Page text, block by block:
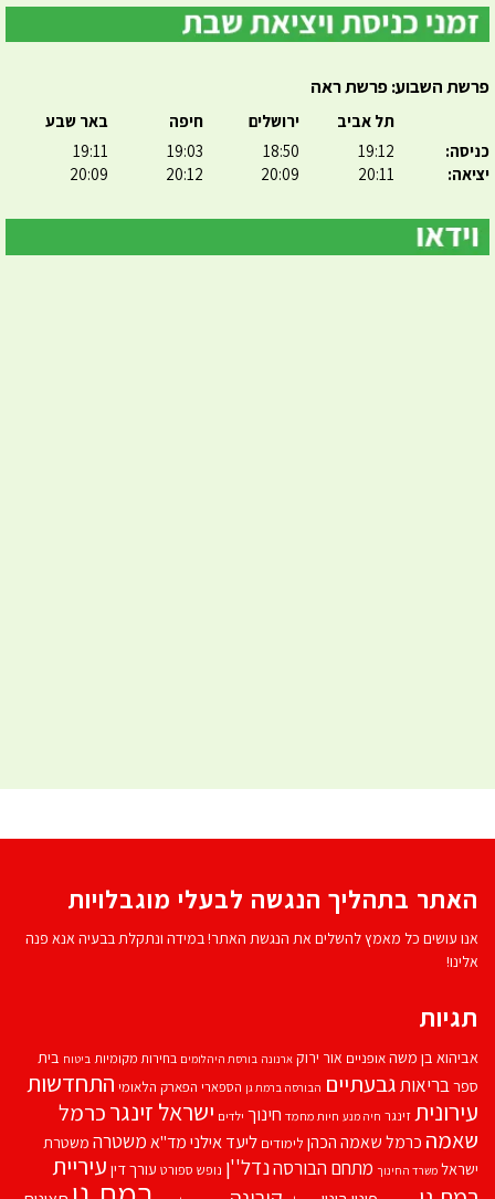
פרשת השבוע: פרשת ראה
כניסה:
יציאה:
תל אביב
19:12
20:11
ירושלים
18:50
20:09
חיפה
19:03
20:12
באר שבע
19:11
20:09
האתר בתהליך הנגשה לבעלי מוגבלויות
אנו עושים כל מאמץ להשלים את הנגשת האתר! במידה ונתקלת בבעיה אנא פנה
אלינו!
תגיות
אביהוא בן משהאופניים אור ירוק ארנונה בורסת היהלומים בחירות מקומיות ביטוח בית
ספרבריאותגבעתיים הבורסה ברמת גן הספארי הפארק הלאומי התחדשות
עירוניתזינגר חיה מנע חיות מחמד חינוך ילדים ישראל זינגרכרמל
שאמה כרמל שאמה הכהן לימודים ליעד אילנימד''אמשטרה משטרת
ישראל משרד החינוך מתחם הבורסהנדל''ן נופש ספורט עורך דין עיריית